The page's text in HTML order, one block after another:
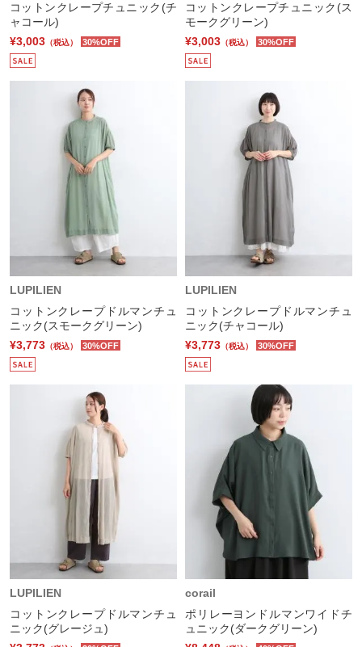
コットンクレープチュニック(チ
ャコール)
¥3,003 （税込） 30%OFF
コットンクレープチュニック(ス
モークグリーン)
¥3,003 （税込） 30%OFF
LUPILIEN
コットンクレープドルマンチュ
ニック(スモークグリーン)
¥3,773 （税込） 30%OFF
LUPILIEN
コットンクレープドルマンチュ
ニック(チャコール)
¥3,773 （税込） 30%OFF
LUPILIEN
コットンクレープドルマンチュ
ニック(グレージュ)
corail
ポリレーヨンドルマンワイドチ
ュニック(ダークグリーン)